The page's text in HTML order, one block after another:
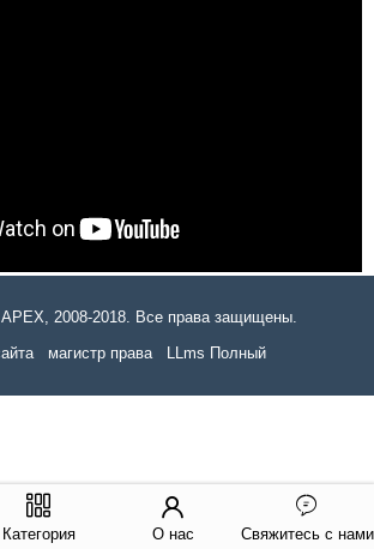
2008-2018. Все права защищены.
магистр права LLms Полный
Категория О нас Свяжитесь с нами